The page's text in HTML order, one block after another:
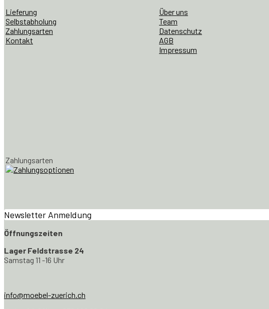
Lieferung
Selbstabholung
Zahlungsarten
Kontakt
Über uns
Team
Datenschutz
AGB
Impressum
Zahlungsarten
Newsletter Anmeldung
Öffnungszeiten
Lager Feldstrasse 24
Samstag 11 -16 Uhr
info@moebel-zuerich.ch